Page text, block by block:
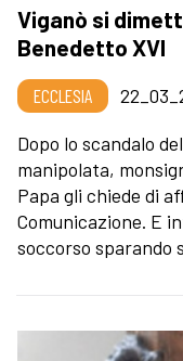
Viganò si
Benedetto XVI
ECCLESIA
Dopo lo scandalo
manipolata,
Papa gli chiede di
Comunicazione. E
soccorso sparando